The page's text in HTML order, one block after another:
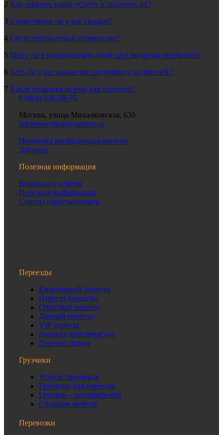
2 Как заказать наши услуги и оплатить их?
3 Существуют ли у вас скидки?
4 Где оставить отзыв о перевозке?
5 Могу ли я сопровождать свой груз во время перевозки?
6 Есть ли у вас вакансии грузчиков и водителей?
7 Какая упаковка нужна для переезда?
8 (964) 646-98-76
Москва, улица Михалковская, 63б
liderpereezdov@yandex.ru
Политика конфиденциальности
Договор
Полезная информация
Вопросы и ответы
Полезная информация
Советы переезжающим
Переезды
Квартирный переезд
Переезд комнаты
Офисный переезд
Дачный переезд
VIP переезд
Переезд производства
Переезд склада
Грузчики
Услуги грузчиков
Грузчики для переезда
Грузчик – разнорабочий
Сборщик мебели
Перевозки